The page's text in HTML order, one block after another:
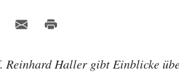
Reinhard Haller gibt Einblicke